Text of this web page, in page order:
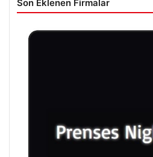
Son Eklenen Firmalar